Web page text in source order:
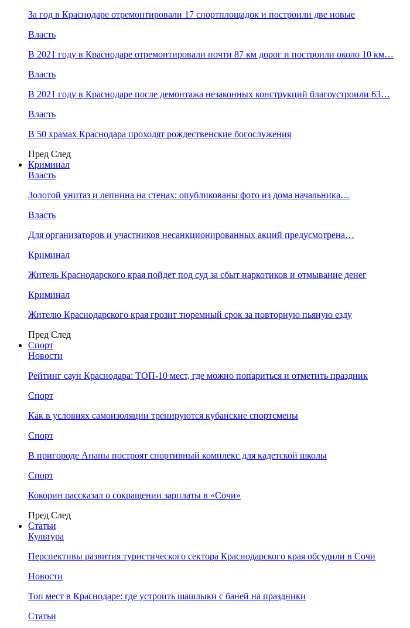
За год в Краснодаре отремонтировали 17 спортплощадок и построили две новые
Власть
В 2021 году в Краснодаре отремонтировали почти 87 км дорог и построили около 10 км…
Власть
В 2021 году в Краснодаре после демонтажа незаконных конструкций благоустроили 63…
Власть
В 50 храмах Краснодара проходят рождественские богослужения
Пред След
Криминал
Власть
​Золотой унитаз и лепнина на стенах: опубликованы фото из дома начальника…
Власть
Для организаторов и участников несанкционированных акций предусмотрена…
Криминал
Житель Краснодарского края пойдет под суд за сбыт наркотиков и отмывание денег
Криминал
Жителю Краснодарского края грозит тюремный срок за повторную пьяную езду
Пред След
Спорт
Новости
Рейтинг саун Краснодара: ТОП-10 мест, где можно попариться и отметить праздник
Спорт
Как в условиях самоизоляции тренируются кубанские спортсмены
Спорт
В пригороде Анапы построят спортивный комплекс для кадетской школы
Спорт
Кокорин рассказал о сокращении зарплаты в «Сочи»
Пред След
Статьи
Культура
Перспективы развития туристического сектора Краснодарского края обсудили в Сочи
Новости
Топ мест в Краснодаре: где устроить шашлыки с баней на праздники
Статьи